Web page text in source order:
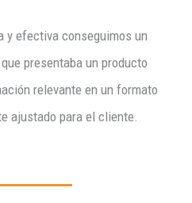
y efectiva conseguimos un
presentaba un producto
relevante en un formato
ajustado para el cliente.